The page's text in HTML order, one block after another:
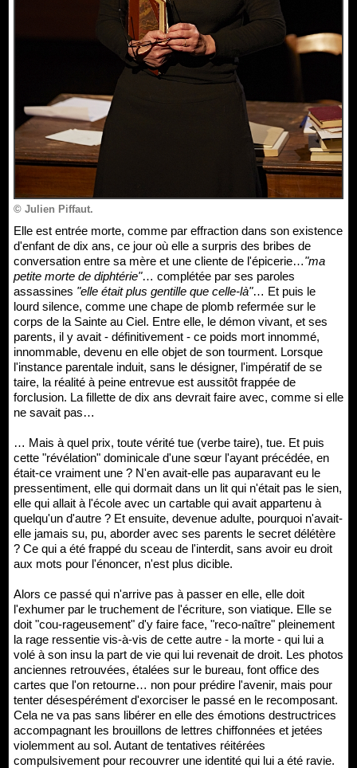
© Julien Piffaut.
Elle est entrée morte, comme par effraction dans son existence
d'enfant de dix ans, ce jour où elle a surpris des bribes de
conversation entre sa mère et une cliente de l'épicerie…"ma
petite morte de diphtérie"… complétée par ses paroles
assassines "elle était plus gentille que celle-là"… Et puis le
lourd silence, comme une chape de plomb refermée sur le
corps de la Sainte au Ciel. Entre elle, le démon vivant, et ses
parents, il y avait - définitivement - ce poids mort innommé,
innommable, devenu en elle objet de son tourment. Lorsque
l'instance parentale induit, sans le désigner, l'impératif de se
taire, la réalité à peine entrevue est aussitôt frappée de
forclusion. La fillette de dix ans devrait faire avec, comme si elle
ne savait pas…
… Mais à quel prix, toute vérité tue (verbe taire), tue. Et puis
cette "révélation" dominicale d'une sœur l'ayant précédée, en
était-ce vraiment une ? N'en avait-elle pas auparavant eu le
pressentiment, elle qui dormait dans un lit qui n'était pas le sien,
elle qui allait à l'école avec un cartable qui avait appartenu à
quelqu'un d'autre ? Et ensuite, devenue adulte, pourquoi n'avait-
elle jamais su, pu, aborder avec ses parents le secret délétère
? Ce qui a été frappé du sceau de l'interdit, sans avoir eu droit
aux mots pour l'énoncer, n'est plus dicible.
Alors ce passé qui n'arrive pas à passer en elle, elle doit
l'exhumer par le truchement de l'écriture, son viatique. Elle se
doit "cou-rageusement" d'y faire face, "reco-naître" pleinement
la rage ressentie vis-à-vis de cette autre - la morte - qui lui a
volé à son insu la part de vie qui lui revenait de droit. Les photos
anciennes retrouvées, étalées sur le bureau, font office des
cartes que l'on retourne… non pour prédire l'avenir, mais pour
tenter désespérément d'exorciser le passé en le recomposant.
Cela ne va pas sans libérer en elle des émotions destructrices
accompagnant les brouillons de lettres chiffonnées et jetées
violemment au sol. Autant de tentatives réitérées
compulsivement pour recouvrer une identité qui lui a été ravie.